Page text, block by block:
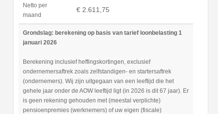
Netto per
maand
€ 2.611,75
Grondslag: berekening op basis van tarief loonbelasting 1
januari 2026
Berekening inclusief heffingskortingen, exclusief
ondernemersaftrek zoals zelfstandigen- en startersaftrek
(ondernemers). Wij zijn uitgegaan van een leeftijd die het
gehele jaar onder de AOW leeftijd ligt (in 2026 is dit 67 jaar). Er
is geen rekening gehouden met (meestal verplichte)
pensioenpremies (werknemers) of uw eigen (fiscale)